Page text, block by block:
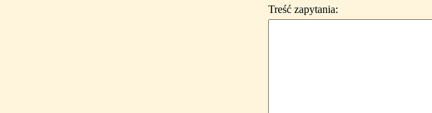
Treść zapytania: